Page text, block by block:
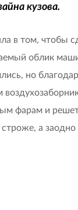
кузова.
в том, чтобы
облик
но
фарам и
строже, а